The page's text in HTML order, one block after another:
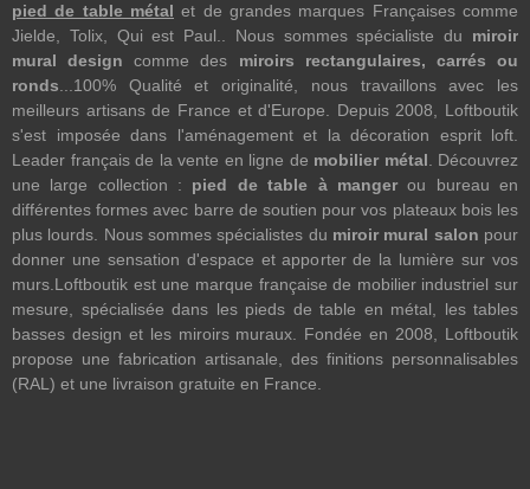
pied de table métal et de grandes marques Françaises comme
Jielde, Tolix, Qui est Paul.. Nous sommes spécialiste du miroir
mural design comme des miroirs rectangulaires, carrés ou
ronds...100% Qualité et originalité, nous travaillons avec les
meilleurs artisans de France et d'Europe. Depuis 2008, Loftboutik
s'est imposée dans l'aménagement et la décoration esprit loft.
Leader français de la vente en ligne de mobilier métal. Découvrez
une large collection : pied de table à mangerou bureau en
différentes formes avec barre de soutien pour vos plateaux bois les
plus lourds. Nous sommes spécialistes du miroir mural salon pour
donner une sensation d'espace et apporter de la lumière sur vos
murs.Loftboutik est une marque française de mobilier industriel sur
mesure, spécialisée dans les pieds de table en métal, les tables
basses design et les miroirs muraux. Fondée en 2008, Loftboutik
propose une fabrication artisanale, des finitions personnalisables
(RAL) et une livraison gratuite en France.